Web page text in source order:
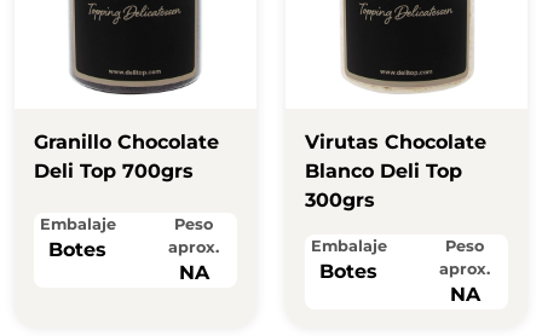
Granillo Chocolate
Deli Top 700grs
Embalaje
Botes
Peso
aprox.
NA
Virutas Chocolate
Blanco Deli Top
300grs
Embalaje
Botes
Peso
aprox.
NA